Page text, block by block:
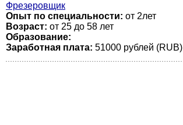
Фрезеровщик
Опыт по специальности: от 2лет
Возраст: от 25 до 58 лет
Образование:
Заработная плата: 51000 рублей (RUB)